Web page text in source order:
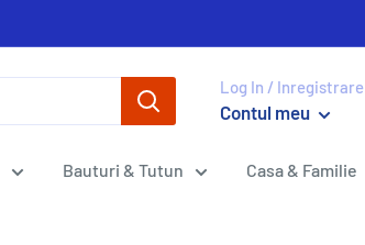
Log In / Inregistrare
Contul meu
Bauturi & Tutun Casa & Familie